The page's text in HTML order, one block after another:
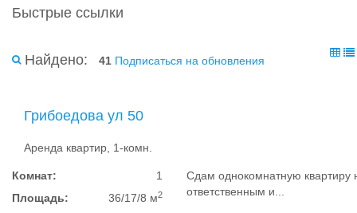
Быстрые ссылки
Найдено: 41 Подписаться на обновления
Грибоедова ул 50
Аренда квартир, 1-комн.
Комнат:
1
Площадь:
36/17/8 м2
Сдам однокомнатную квартиру
ответственным и...